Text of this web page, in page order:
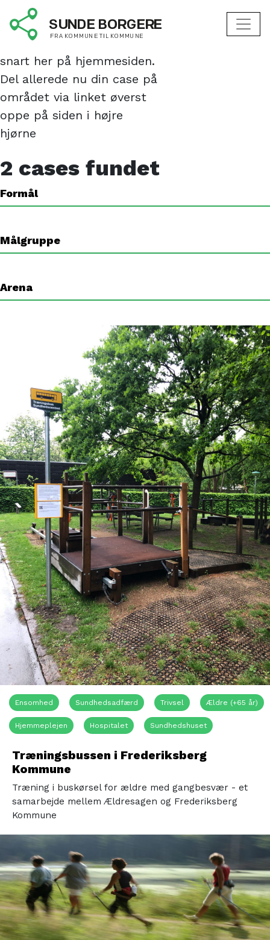
Faldforebyggelse
Denne underside lanceres
snart her på hjemmesiden.
Del allerede nu din case på
området via linket øverst
oppe på siden i højre
hjørne
2 cases fundet
Formål
Målgruppe
Arena
Ensomhed Sundhedsadfærd Trivsel Ældre (+65 år)
Hjemmeplejen Hospitalet Sundhedshuset
Træningsbussen i Frederiksberg
Kommune
Træning i buskørsel for ældre med gangbesvær - et
samarbejde mellem Ældresagen og Frederiksberg
Kommune